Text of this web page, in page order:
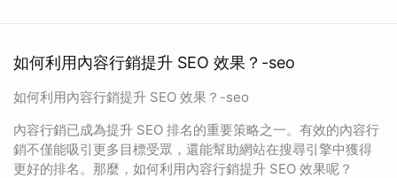
如何利用內容行銷提升 SEO 效果？-seo
如何利用內容行銷提升 SEO 效果？-seo
內容行銷已成為提升 SEO 排名的重要策略之一。有效的內容行
銷不僅能吸引更多目標受眾，還能幫助網站在搜尋引擎中獲得
更好的排名。那麼，如何利用內容行銷提升 SEO 效果呢？